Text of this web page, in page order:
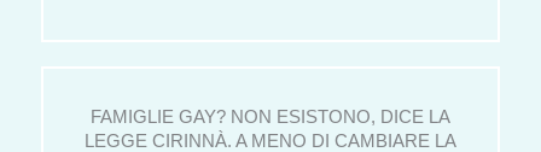
FAMIGLIE GAY? NON ESISTONO, DICE LA
LEGGE CIRINNÀ. A MENO DI CAMBIARE LA